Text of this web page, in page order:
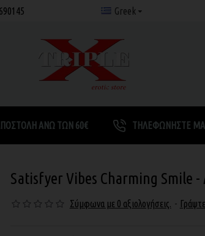
Greek
ΆΝΩ ΤΩΝ 60€ ΤΗΛΕΦΩΝΉΣΤΕ
Satisfyer Vibes Charming Smile -
Σύμφωνα με 0 αξιολογήσεις. -